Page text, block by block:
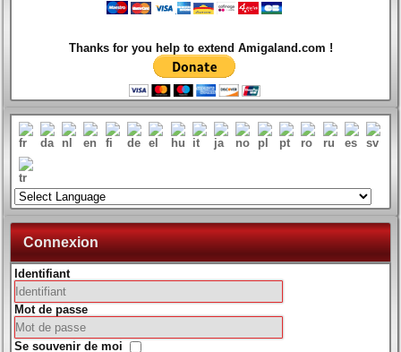
Thanks for you help to extend Amigaland.com !
Connexion
Identifiant
Mot de passe
Se souvenir de moi